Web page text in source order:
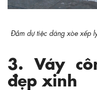
Đầm dự tiệc dáng xòe xếp
3. Váy
đẹp xinh